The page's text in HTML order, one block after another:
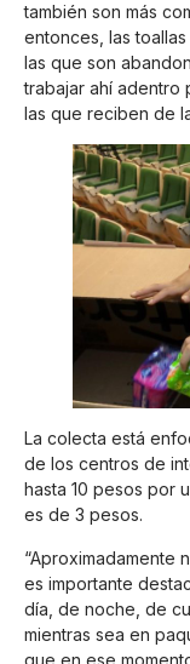
también son más
entonces, las
las que son
trabajar ahí
las que reciben de
La colecta está
de los centros de
hasta 10 pesos por
es de 3 pesos.
“Aproximadamente
es importante
día, de noche, de
mientras sea en
que en ese